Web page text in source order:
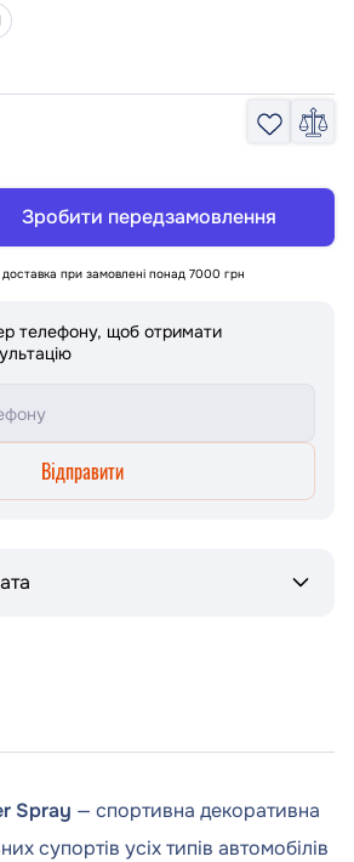
Зробити передзамовлення
при замовлені понад 7000 грн
телефону, щоб отримати
Відправити
Spray — спортивна декоративна
супортів усіх типів автомобілів